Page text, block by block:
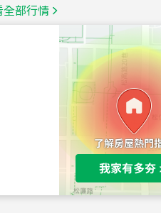
全部行情
長春路
1,020
總價
490萬
慈祥路
總
1,808